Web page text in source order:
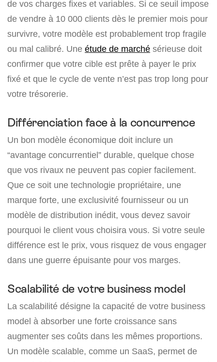
de vos charges fixes et variables. Si ce seuil impose
de vendre à 10 000 clients dès le premier mois pour
survivre, votre modèle est probablement trop fragile
ou mal calibré. Une étude de marché sérieuse doit
confirmer que votre cible est prête à payer le prix
fixé et que le cycle de vente n’est pas trop long pour
votre trésorerie.
Différenciation face à la concurrence
Un bon modèle économique doit inclure un
“avantage concurrentiel” durable, quelque chose
que vos rivaux ne peuvent pas copier facilement.
Que ce soit une technologie propriétaire, une
marque forte, une exclusivité fournisseur ou un
modèle de distribution inédit, vous devez savoir
pourquoi le client vous choisira vous. Si votre seule
différence est le prix, vous risquez de vous engager
dans une guerre épuisante pour vos marges.
Scalabilité de votre business model
La scalabilité désigne la capacité de votre business
model à absorber une forte croissance sans
augmenter ses coûts dans les mêmes proportions.
Un modèle scalable, comme un SaaS, permet de